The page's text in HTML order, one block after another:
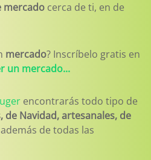
mercado cerca de ti, en de
mercado? Inscríbelo gratis en
un mercado...
encontrarás todo tipo de
de Navidad, artesanales, de
además de todas las